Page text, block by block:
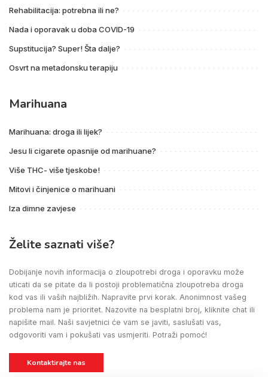
Rehabilitacija: potrebna ili ne?
Nada i oporavak u doba COVID-19
Supstitucija? Super! Šta dalje?
Osvrt na metadonsku terapiju
Marihuana
Marihuana: droga ili lijek?
Jesu li cigarete opasnije od marihuane?
Više THC- više tjeskobe!
Mitovi i činjenice o marihuani
Iza dimne zavjese
Želite saznati više?
Dobijanje novih informacija o zloupotrebi droga i oporavku može
uticati da se pitate da li postoji problematična zloupotreba droga
kod vas ili vaših najbližih. Napravite prvi korak. Anonimnost vašeg
problema nam je prioritet. Nazovite na besplatni broj, kliknite chat ili
napišite mail. Naši savjetnici će vam se javiti, saslušati vas,
odgovoriti vam i pokušati vas usmjeriti. Potraži pomoć!
Kontaktirajte nas